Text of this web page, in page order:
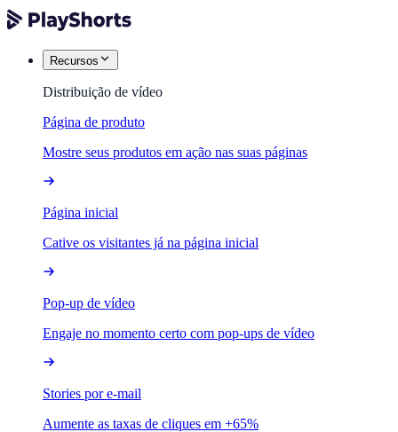
Recursos
Distribuição de vídeo
Página de produto
Mostre seus produtos em ação nas suas páginas
Página inicial
Cative os visitantes já na página inicial
Pop-up de vídeo
Engaje no momento certo com pop-ups de vídeo
Stories por e-mail
Aumente as taxas de cliques em +65%